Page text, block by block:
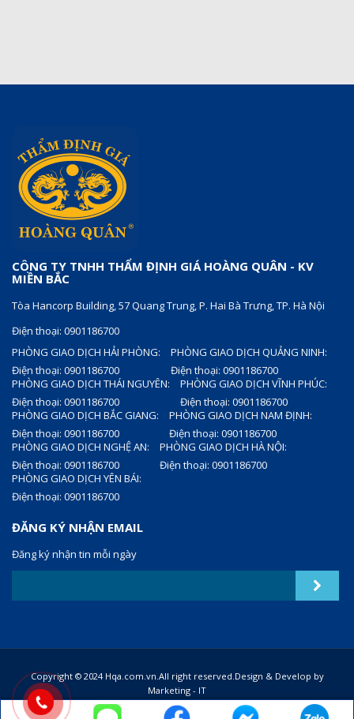
CÔNG TY TNHH THẨM ĐỊNH GIÁ HOÀNG QUÂN - KV
MIỀN BẮC
Tòa Hancorp Building, 57 Quang Trung, P. Hai Bà Trưng, TP. Hà Nội
Điện thoại: 0901186700
PHÒNG GIAO DỊCH HẢI PHÒNG:
Điện thoại: 0901186700
PHÒNG GIAO DỊCH QUẢNG NINH:
Điện thoại: 0901186700
PHÒNG GIAO DỊCH THÁI NGUYÊN:
Điện thoại: 0901186700
PHÒNG GIAO DỊCH VĨNH PHÚC:
Điện thoại: 0901186700
PHÒNG GIAO DỊCH BẮC GIANG:
Điện thoại: 0901186700
PHÒNG GIAO DỊCH NAM ĐỊNH:
Điện thoại: 0901186700
PHÒNG GIAO DỊCH NGHỆ AN:
Điện thoại: 0901186700
PHÒNG GIAO DỊCH HÀ NỘI:
Điện thoại: 0901186700
PHÒNG GIAO DỊCH YÊN BÁI:
Điện thoại: 0901186700
ĐĂNG KÝ NHẬN EMAIL
Đăng ký nhận tin mỗi ngày
Copyright © 2024 Hqa.com.vn.All right reserved.Design & Develop by
Marketing - IT